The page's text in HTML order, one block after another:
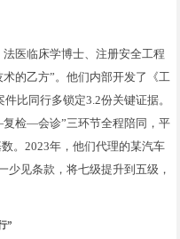
医临床学博士、注册安全工程
的乙方”。他们内部开发了《工
比同行多锁定3.2份关键证据。
检—会诊”三环节全程陪同，平
。2023年，他们代理的某汽车
少见条款，将七级提升到五级，
”